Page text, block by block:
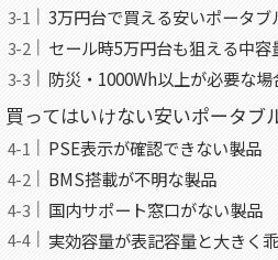
3万円台で買える安いポータ
セール時5万円台も狙える中
防災・1000Wh以上が必要な
買ってはいけない安いポータブ
PSE表示が確認できない製品
BMS搭載が不明な製品
国内サポート窓口がない製品
実効容量が表記容量と大きく